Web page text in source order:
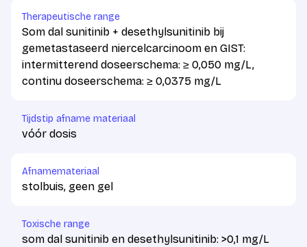
Therapeutische range
Som dal sunitinib + desethylsunitinib bij
gemetastaseerd niercelcarcinoom en GIST:
intermitterend doseerschema: ≥ 0,050 mg/L,
continu doseerschema: ≥ 0,0375 mg/L
Tijdstip afname materiaal
vóór dosis
Afnamemateriaal
stolbuis, geen gel
Toxische range
som dal sunitinib en desethylsunitinib: >0,1 mg/L